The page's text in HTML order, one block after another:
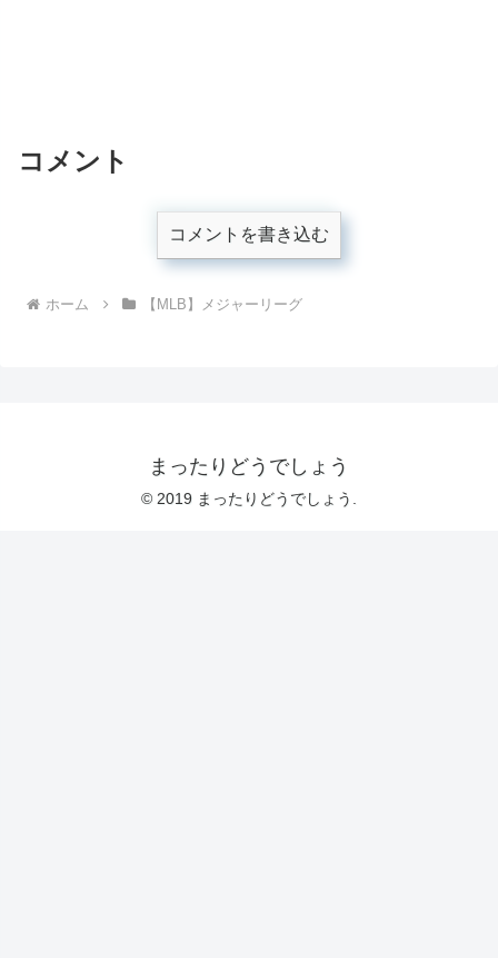
コメント
コメントを書き込む
ホーム 【MLB】メジャーリーグ
まったりどうでしょう
© 2019 まったりどうでしょう.